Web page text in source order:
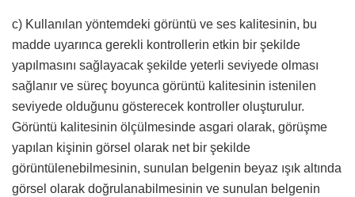
c) Kullanılan yöntemdeki görüntü ve ses kalitesinin, bu
madde uyarınca gerekli kontrollerin etkin bir şekilde
yapılmasını sağlayacak şekilde yeterli seviyede olması
sağlanır ve süreç boyunca görüntü kalitesinin istenilen
seviyede olduğunu gösterecek kontroller oluşturulur.
Görüntü kalitesinin ölçülmesinde asgari olarak, görüşme
yapılan kişinin görsel olarak net bir şekilde
görüntülenebilmesinin, sunulan belgenin beyaz ışık altında
görsel olarak doğrulanabilmesinin ve sunulan belgenin